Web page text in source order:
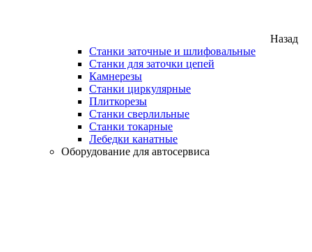
Назад
Станки заточные и шлифовальные
Станки для заточки цепей
Камнерезы
Станки циркулярные
Плиткорезы
Станки сверлильные
Станки токарные
Лебедки канатные
Оборудование для автосервиса